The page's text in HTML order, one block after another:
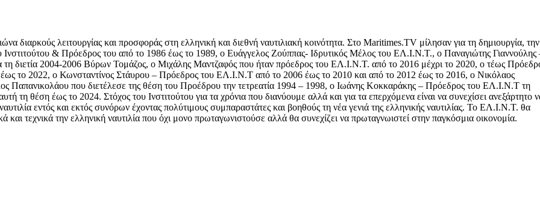
διαρκούς λειτουργίας και προσφοράς στη ελληνική και διεθνή ναυτιλιακή κοινότητα. Στο Maritimes.TV μίλησαν για τη δημιουργία, την
Ινστιτούτου & Πρόεδρος του από το 1986 έως το 1989, ο Ευάγγελος Ζούππας- Ιδρυτικός Μέλος του ΕΛ.Ι.Ν.Τ., ο Παναγιώτης Γιαννούλης
τη διετία 2004-2006 Βύρων Τομάζος, ο Μιχάλης Μαντζαφός που ήταν πρόεδρος του ΕΛ.Ι.Ν.Τ. από το 2016 μέχρι το 2020, ο τέως
το 2022, ο Κωνσταντίνος Στάυρου – Πρόεδρος του ΕΛ.Ι.Ν.Τ από το 2006 έως το 2010 και από το 2012 έως το 2016, ο Νικόλαος
Παπανικολάου που διετέλεσε της θέση του Προέδρου την τετρεατία 1994 – 1998, ο Ιωάνης Κοκκαράκης – Πρόεδρος του ΕΛ.Ι.Ν.Τ τη
τη θέση έως το 2024. Στόχος του Ινστιτούτου για τα χρόνια που διανύουμε αλλά και για τα επερχόμενα είναι να συνεχίσει ανεξάρτητο
εντός και εκτός συνόρων έχοντας πολύτιμους συμπαραστάτες και βοηθούς τη νέα γενιά της ελληνικής ναυτιλίας. Το ΕΛ.Ι.Ν.Τ. θα
και τεχνικά την ελληνική ναυτιλία που όχι μονο πρωταγωνιστούσε αλλά θα συνεχίζει να πρωταγνωιστεί στην παγκόσμια οικονομία.